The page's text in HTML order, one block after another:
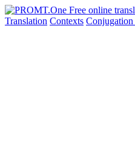
Translation Contexts Conjugation